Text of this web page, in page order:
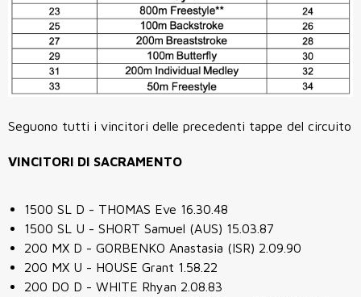
Seguono tutti i vincitori delle precedenti tappe del circuito
VINCITORI DI SACRAMENTO
1500 SL D - THOMAS Eve 16.30.48
1500 SL U - SHORT Samuel (AUS) 15.03.87
200 MX D - GORBENKO Anastasia (ISR) 2.09.90
200 MX U - HOUSE Grant 1.58.22
200 DO D - WHITE Rhyan 2.08.83